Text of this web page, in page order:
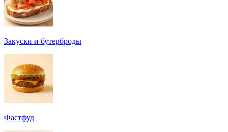
Закуски и бутерброды
Фастфуд